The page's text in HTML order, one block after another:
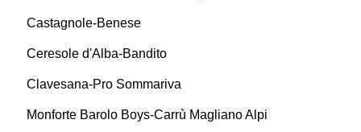
Castagnole-Benese
Ceresole d'Alba-Bandito
Clavesana-Pro Sommariva
Monforte Barolo Boys-Carrù Magliano Alpi